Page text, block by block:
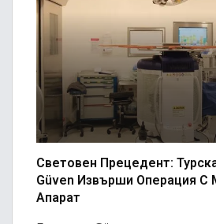
Световен Прецедент:
Güven Извърши Операция
Апарат